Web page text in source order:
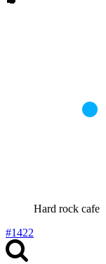
Hard rock cafe
#1422